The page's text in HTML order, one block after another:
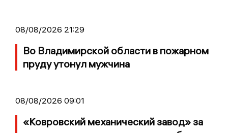
08/08/2026 21:29
Во Владимирской области в пожарном
пруду утонул мужчина
08/08/2026 09:01
«Ковровский механический завод» за